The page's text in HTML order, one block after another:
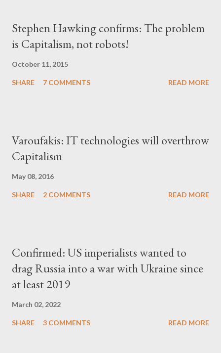
Stephen Hawking confirms: The problem
is Capitalism, not robots!
October 11, 2015
SHARE 7 COMMENTS READ MORE
Varoufakis: IT technologies will overthrow
Capitalism
May 08, 2016
SHARE 2 COMMENTS READ MORE
Confirmed: US imperialists wanted to
drag Russia into a war with Ukraine since
at least 2019
March 02, 2022
SHARE 3 COMMENTS READ MORE